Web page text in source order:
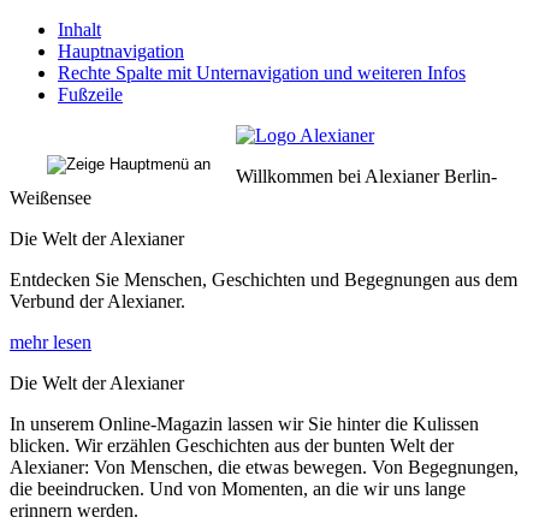
Inhalt
Hauptnavigation
Rechte Spalte mit Unternavigation und weiteren Infos
Fußzeile
Willkommen bei Alexianer Berlin-
Weißensee
Die Welt der Alexianer
Entdecken Sie Menschen, Geschichten und Begegnungen aus dem
Verbund der Alexianer.
mehr lesen
Die Welt der Alexianer
In unserem Online-Magazin lassen wir Sie hinter die Kulissen
blicken. Wir erzählen Geschichten aus der bunten Welt der
Alexianer: Von Menschen, die etwas bewegen. Von Begegnungen,
die beeindrucken. Und von Momenten, an die wir uns lange
erinnern werden.